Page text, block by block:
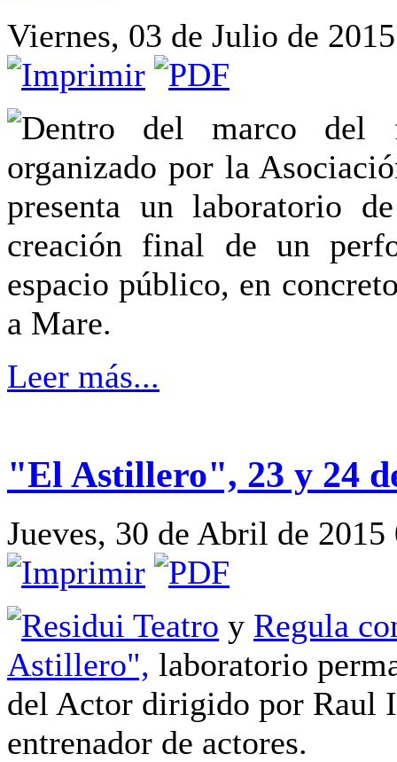
Viernes, 03 de Julio de
Dentro del marco
organizado por la
presenta un laboratorio
creación final de un
espacio público, en
a Mare.
Leer más...
"El Astillero", 23 y 24
Jueves, 30 de Abril de 2015
Residui Teatro y Regula
Astillero", laboratorio
del Actor dirigido por Raul
entrenador de actores.